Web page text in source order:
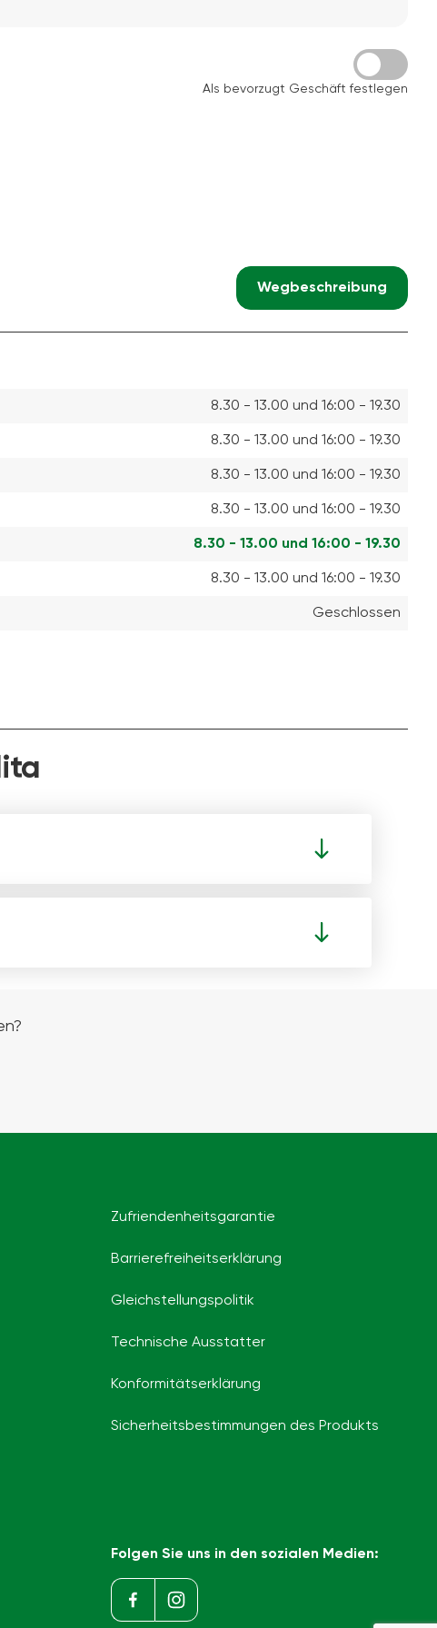
Als bevorzugt Geschäft festlegen
Wegbeschreibung
8.30 - 13.00 und 16:00 - 19.30
8.30 - 13.00 und 16:00 - 19.30
8.30 - 13.00 und 16:00 - 19.30
8.30 - 13.00 und 16:00 - 19.30
8.30 - 13.00 und 16:00 - 19.30
8.30 - 13.00 und 16:00 - 19.30
Geschlossen
Zufriendenheitsgarantie
Barrierefreiheits­erklärung
Gleichstellungspolitik
Technische Ausstatter
Konformitätserklärung
Sicherheitsbestimmungen des Produkts
Folgen Sie uns in den sozialen Medien: